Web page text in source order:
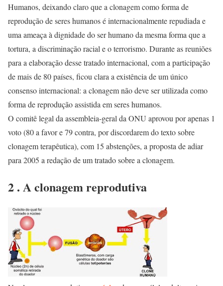
Humanos, deixando claro que a clonagem como forma de
reprodução de seres humanos é internacionalmente repudiada e
uma ameaça à dignidade do ser humano da mesma forma que a
tortura, a discriminação racial e o terrorismo. Durante as reuniões
para a elaboração desse tratado internacional, com a participação
de mais de 80 países, ficou clara a existência de um único
consenso internacional: a clonagem não deve ser utilizada como
forma de reprodução assistida em seres humanos.
O comitê legal da assembleia-geral da ONU aprovou por apenas 1
voto (80 a favor e 79 contra, por discordarem do texto sobre
clonagem terapêutica), com 15 abstenções, a proposta de adiar
para 2005 a redação de um tratado sobre a clonagem.
2 . A clonagem reprodutiva